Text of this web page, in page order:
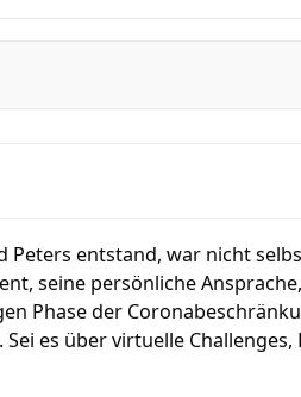
Peters entstand, war nicht
seine persönliche
Phase der
es über virtuelle Challenges,